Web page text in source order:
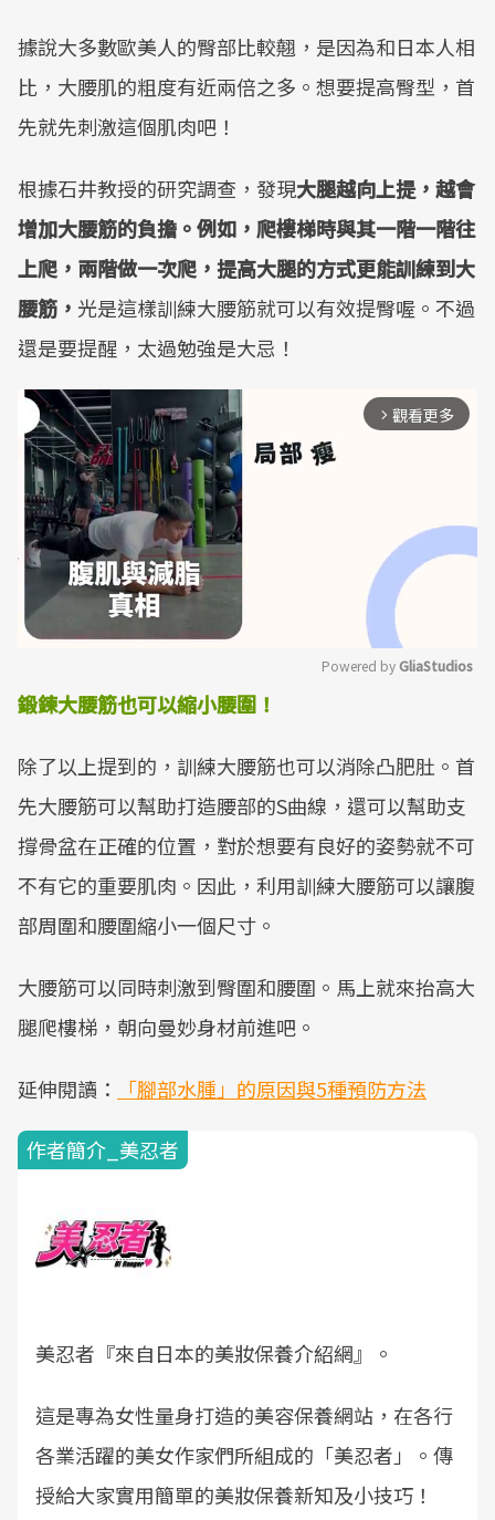
據說大多數歐美人的臀部比較翹，是因為和日本人相
比，大腰肌的粗度有近兩倍之多。想要提高臀型，首
先就先刺激這個肌肉吧！
根據石井教授的研究調查，發現大腿越向上提，越會
增加大腰筋的負擔。例如，爬樓梯時與其一階一階往
上爬，兩階做一次爬，提高大腿的方式更能訓練到大
腰筋 ， 光是這樣訓練大腰筋就可以有效提臀喔。不過
還是要提醒，太過勉強是大忌！
arrow_forward_ios 觀看更多
Powered by GliaStudios
鍛鍊大腰筋也可以縮小腰圍！
除了以上提到的，訓練大腰筋也可以消除凸肥肚。首
先大腰筋可以幫助打造腰部的S曲線，還可以幫助支
撐骨盆在正確的位置，對於想要有良好的姿勢就不可
不有它的重要肌肉。因此，利用訓練大腰筋可以讓腹
部周圍和腰圍縮小一個尺寸。
大腰筋可以同時刺激到臀圍和腰圍。馬上就來抬高大
腿爬樓梯，朝向曼妙身材前進吧。
延伸閱讀： 「腳部水腫」的原因與5種預防方法
作者簡介_美忍者
美忍者『來自日本的美妝保養介紹網』。
這是專為女性量身打造的美容保養網站，在各行
各業活躍的美女作家們所組成的「美忍者」。傳
授給大家實用簡單的美妝保養新知及小技巧！